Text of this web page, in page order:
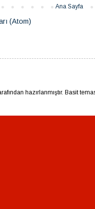
Ana Sayfa
(Atom)
hazırlanmıştır. Basit